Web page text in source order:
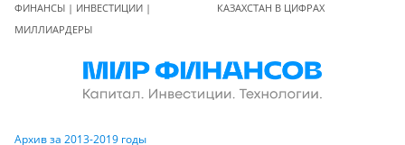
ФИНАНСЫ | ИНВЕСТИЦИИ |
МИЛЛИАРДЕРЫ
КАЗАХСТАН В ЦИФРАХ
Архив за 2013-2019 годы